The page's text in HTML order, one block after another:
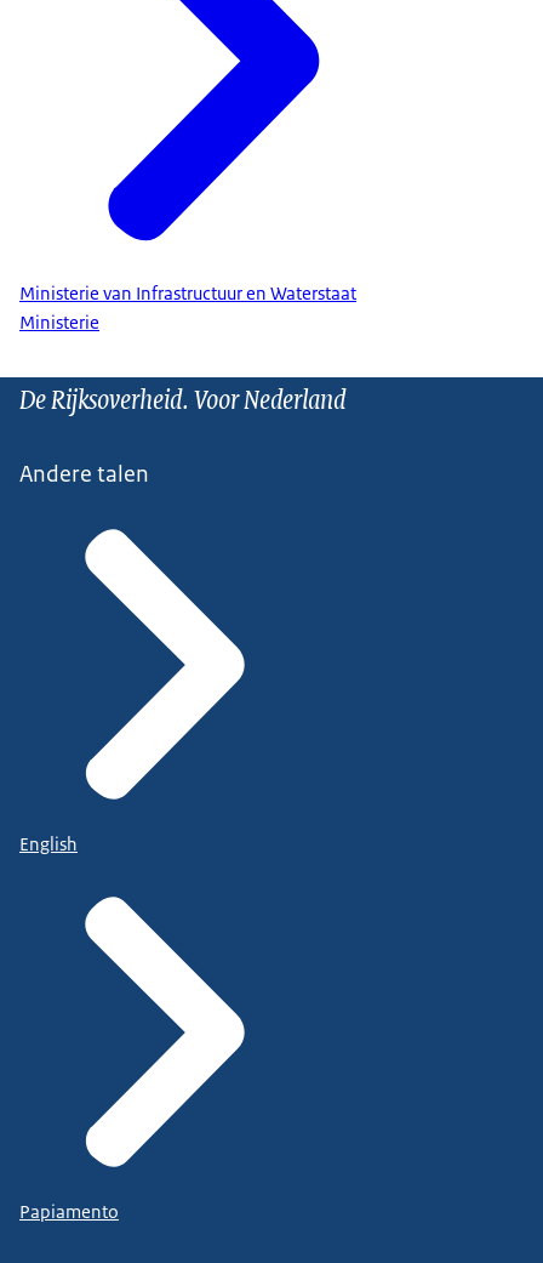
Ministerie van Infrastructuur en Waterstaat
Ministerie
De Rijksoverheid. Voor Nederland
Andere talen
English
Papiamento